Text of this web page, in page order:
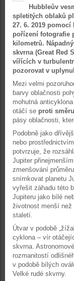
Hubbleův
spletitých oblaků
27. 6. 2019 pomocí
pořízení fotografie
kilometrů.
skvrna (Great Red
vířících v
pozorovat v
Mezi velmi
barvy oblačnosti
mohutná
otáčí se proti
pásy oblačnosti,
Podobně jako
nebo
potvrzuje, že
Jupiter
zmenšování
snímkovat planetu
vyřešit záhadu této
Jupiteru jako bílé
životnost menší než
staletí.
Útvar v podobě
cyklona – vír
skvrna.
rozmanitostí
v podobě bílých
Velké rudé skvrny.